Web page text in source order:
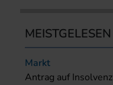
MEISTGELESEN
Markt
Antrag auf Insolvenz